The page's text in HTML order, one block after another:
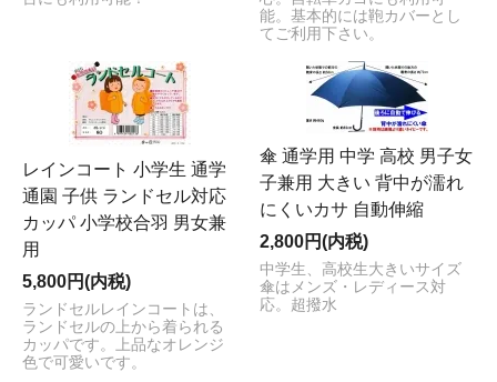
能。基本的には鞄カバーとし
てご利用下さい。
レインコート 小学生 通学
通園 子供 ランドセル対応
カッパ 小学校合羽 男女兼
用
5,800円(内税)
ランドセルレインコートは、
ランドセルの上から着られる
カッパです。上品なオレンジ
色で可愛いです。
傘 通学用 中学 高校 男子女
子兼用 大きい 背中が濡れ
にくいカサ 自動伸縮
2,800円(内税)
中学生、高校生大きいサイズ
傘はメンズ・レディース対
応。超撥水